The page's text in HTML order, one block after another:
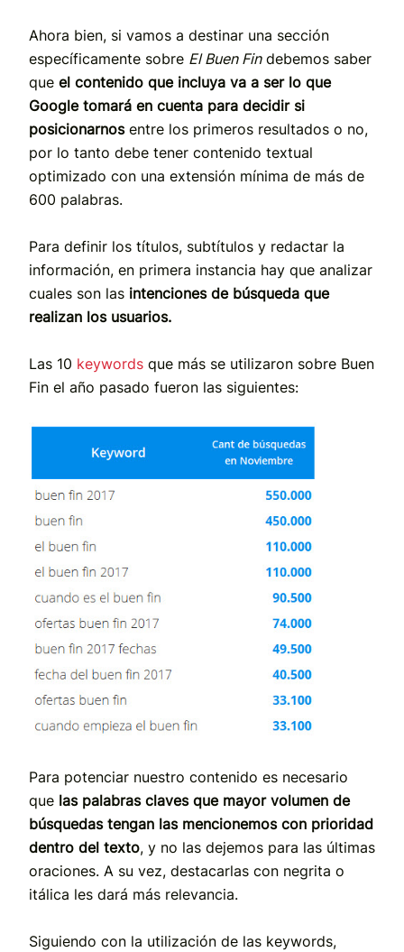
Ahora bien, si vamos a destinar una sección
específicamente sobre El Buen Findebemos saber
que el contenido que incluya va a ser lo que
Google tomará en cuenta para decidir si
posicionarnosentre los primeros resultados o no,
por lo tanto debe tener contenido textual
optimizado con una extensión mínima de más de
600 palabras.
Para definir los títulos, subtítulos y redactar la
información, en primera instancia hay que analizar
cuales son las intenciones de búsqueda que
realizan los usuarios.
Las 10 keywords que más se utilizaron sobre Buen
Fin el año pasado fueron las siguientes:
Para potenciar nuestro contenido es necesario
que las palabras claves que mayor volumen de
búsquedas tengan las mencionemos con prioridad
dentro del texto, y no las dejemos para las últimas
oraciones. A su vez, destacarlas con negrita o
itálica les dará más relevancia.
Siguiendo con la utilización de las keywords,